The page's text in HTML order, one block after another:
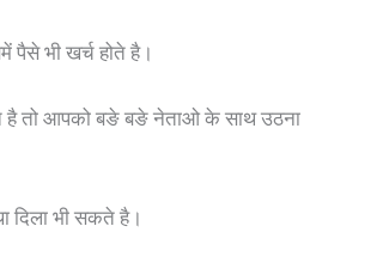
पैसे भी खर्च होते है।
है तो आपको बङे बङे नेताओ के साथ उठना
दिला भी सकते है।